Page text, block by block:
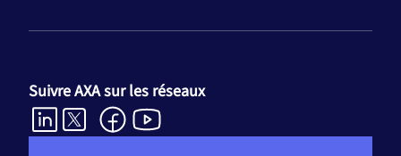
Suivre AXA sur les réseaux